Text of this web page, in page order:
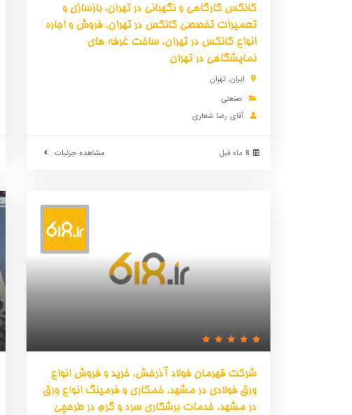
کانکس کارگاهی و نگهبانی در تهران، بازسازی و
تعمیرات تخصصی کانکس در تهران، فروش و اجاره
انواع کانکس در تهران، ساخت غرفه های
نمایشگاهی در تهران
ایران, تهران
صنعتی
آقای رضا شعاری
مشاهده جزئیات 8 ماه قبل
شرکت قهرمان فولاد آذرخش، خرید و فروش انواع
ورق فولادی در مشهد، خمکاری و فرمینگ انواع ورق
در مشهد، خدمات برشکاری سرد و گرم در طرحچی